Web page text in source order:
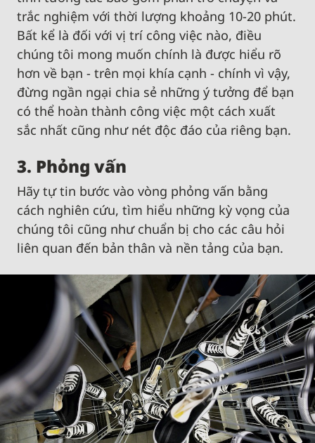
trắc nghiệm với thời lượng khoảng 10-20 phút.
Bất kể là đối với vị trí công việc nào, điều
chúng tôi mong muốn chính là được hiểu rõ
hơn về bạn - trên mọi khía cạnh - chính vì vậy,
đừng ngần ngại chia sẻ những ý tưởng để bạn
có thể hoàn thành công việc một cách xuất
sắc nhất cũng như nét độc đáo của riêng bạn.
3. Phỏng vấn
Hãy tự tin bước vào vòng phỏng vấn bằng
cách nghiên cứu, tìm hiểu những kỳ vọng của
chúng tôi cũng như chuẩn bị cho các câu hỏi
liên quan đến bản thân và nền tảng của bạn.